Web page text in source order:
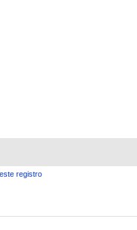
registro